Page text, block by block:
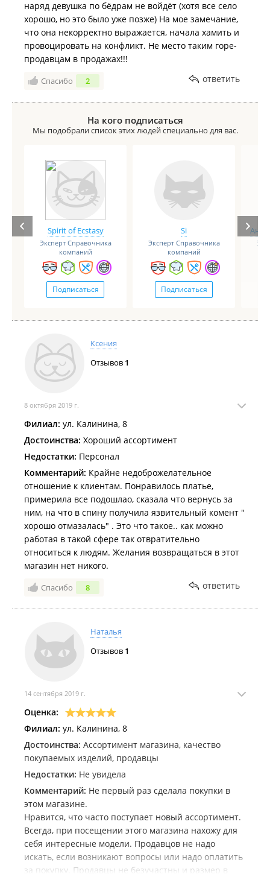
наряд девушка по бёдрам не войдёт (хотя все село
хорошо, но это было уже позже) На мое замечание,
что она некорректно выражается, начала хамить и
провоцировать на конфликт. Не место таким горе-
продавцам в продажах!!!
Спасибо 2 ответить
На кого подписаться
Мы подобрали список этих людей специально для вас.
Spirit of Ecstasy
Эксперт Справочника
компаний
Подписаться
Si
Эксперт Справочника
компаний
Подписаться
Ксения
Отзывов 1
8 октября 2019 г.
Филиал: ул. Калинина, 8
Достоинства: Хороший ассортимент
Недостатки: Персонал
Комментарий: Крайне недоброжелательное
отношение к клиентам. Понравилось платье,
примерила все подошлао, сказала что вернусь за
ним, на что в спину получила язвительный комент "
хорошо отмазалась" . Это что такое.. как можно
работая в такой сфере так отвратительно
относиться к людям. Желания возвращаться в этот
магазин нет никого.
Спасибо 8 ответить
Наталья
Отзывов 1
14 сентября 2019 г.
Оценка:
Филиал: ул. Калинина, 8
Достоинства: Ассортимент магазина, качество
покупаемых изделий, продавцы
Недостатки: Не увидела
Комментарий: Не первый раз сделала покупки в
этом магазине.
Нравится, что часто поступает новый ассортимент.
Всегда, при посещении этого магазина нахожу для
себя интересные модели. Продавцов не надо
искать, если возникают вопросы или надо оплатить
за покупку. Продавцы не безучастны и размер в